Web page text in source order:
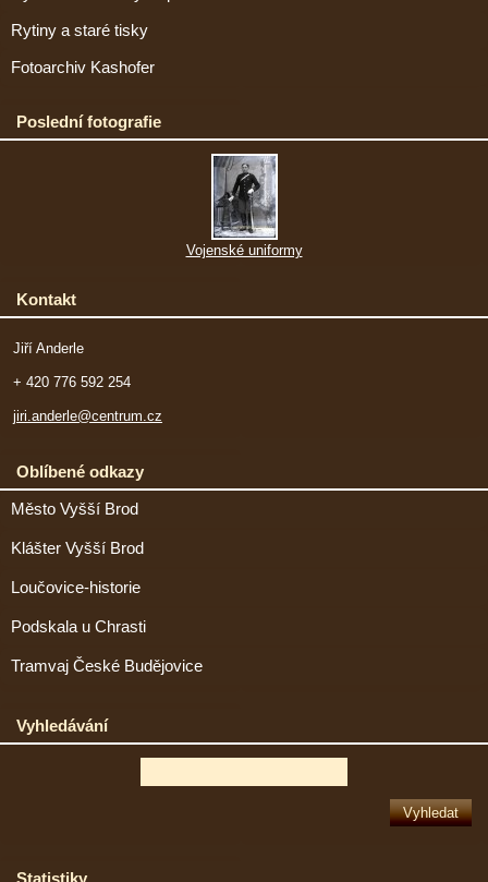
Rytiny a staré tisky
Fotoarchiv Kashofer
Poslední fotografie
Vojenské uniformy
Kontakt
Jiří Anderle
+ 420 776 592 254
jiri.anderle@centrum.cz
Oblíbené odkazy
Město Vyšší Brod
Klášter Vyšší Brod
Loučovice-historie
Podskala u Chrasti
Tramvaj České Budějovice
Vyhledávání